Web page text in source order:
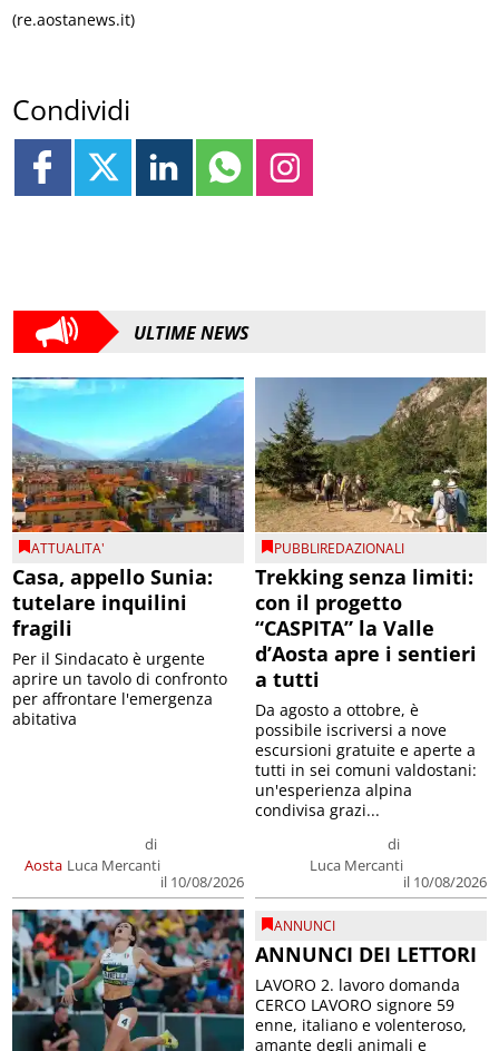
(re.aostanews.it)
Condividi
ULTIME NEWS
ATTUALITA'
Casa, appello Sunia:
tutelare inquilini
fragili
Aosta
di
Luca Mercanti
il 10/08/2026
Per il Sindacato è urgente
aprire un tavolo di confronto
per affrontare l'emergenza
abitativa
PUBBLIREDAZIONALI
Trekking senza limiti:
con il progetto
“CASPITA” la Valle
d’Aosta apre i sentieri
a tutti
di
Luca Mercanti
il 10/08/2026
Da agosto a ottobre, è
possibile iscriversi a nove
escursioni gratuite e aperte a
tutti in sei comuni valdostani:
un'esperienza alpina
condivisa grazi...
ANNUNCI
ANNUNCI DEI LETTORI
LAVORO 2. lavoro domanda
CERCO LAVORO signore 59
enne, italiano e volenteroso,
amante degli animali e